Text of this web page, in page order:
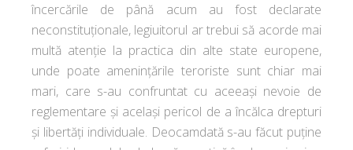
încercările de până acum au fost declarate
neconstituționale, legiuitorul ar trebui să acorde mai
multă atenție la practica din alte state europene,
unde poate amenințările teroriste sunt chiar mai
mari, care s-au confruntat cu aceeași nevoie de
reglementare și același pericol de a încălca drepturi
și libertăți individuale. Deocamdată s-au făcut puține